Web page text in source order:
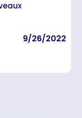
9/26/2022